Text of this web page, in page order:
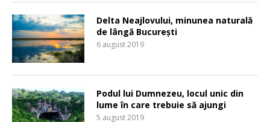
Delta Neajlovului, minunea naturală
de lângă București
6 august 2019
Podul lui Dumnezeu, locul unic din
lume în care trebuie să ajungi
5 august 2019